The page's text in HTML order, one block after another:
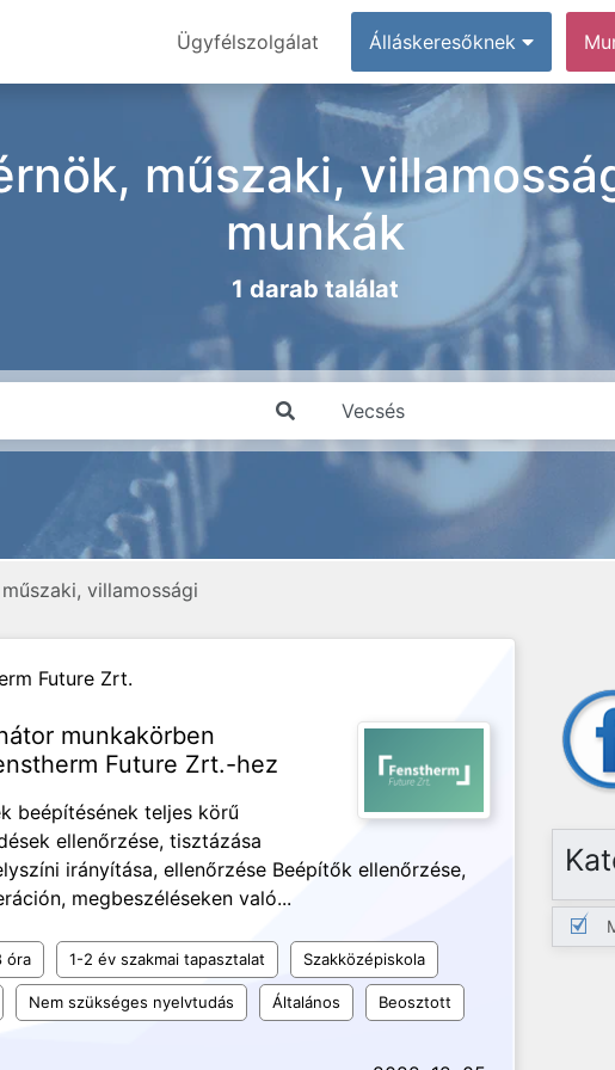
Ügyfélszolgálat Álláskeresőknek
műszaki,
munkák
1 darab találat
villamossági
Future Zrt.
munkakörben
Future Zrt.-hez
beépítésének teljes körű
ellenőrzése, tisztázása
irányítása, ellenőrzése Beépítők ellenőrzése,
megbeszéléseken való...
óra 1-2 év szakmai tapasztalat Szakközépiskola
Nem szükséges nyelvtudás Általános Beosztott